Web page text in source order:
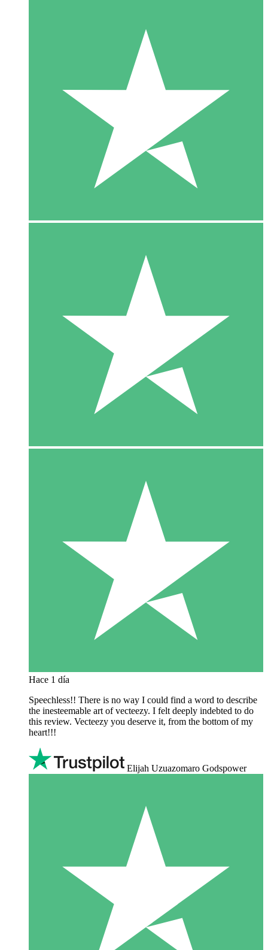
Hace 1 día
Speechless!! There is no way I could find a word to describe
the inesteemable art of vecteezy. I felt deeply indebted to do
this review. Vecteezy you deserve it, from the bottom of my
heart!!!
Elijah Uzuazomaro Godspower